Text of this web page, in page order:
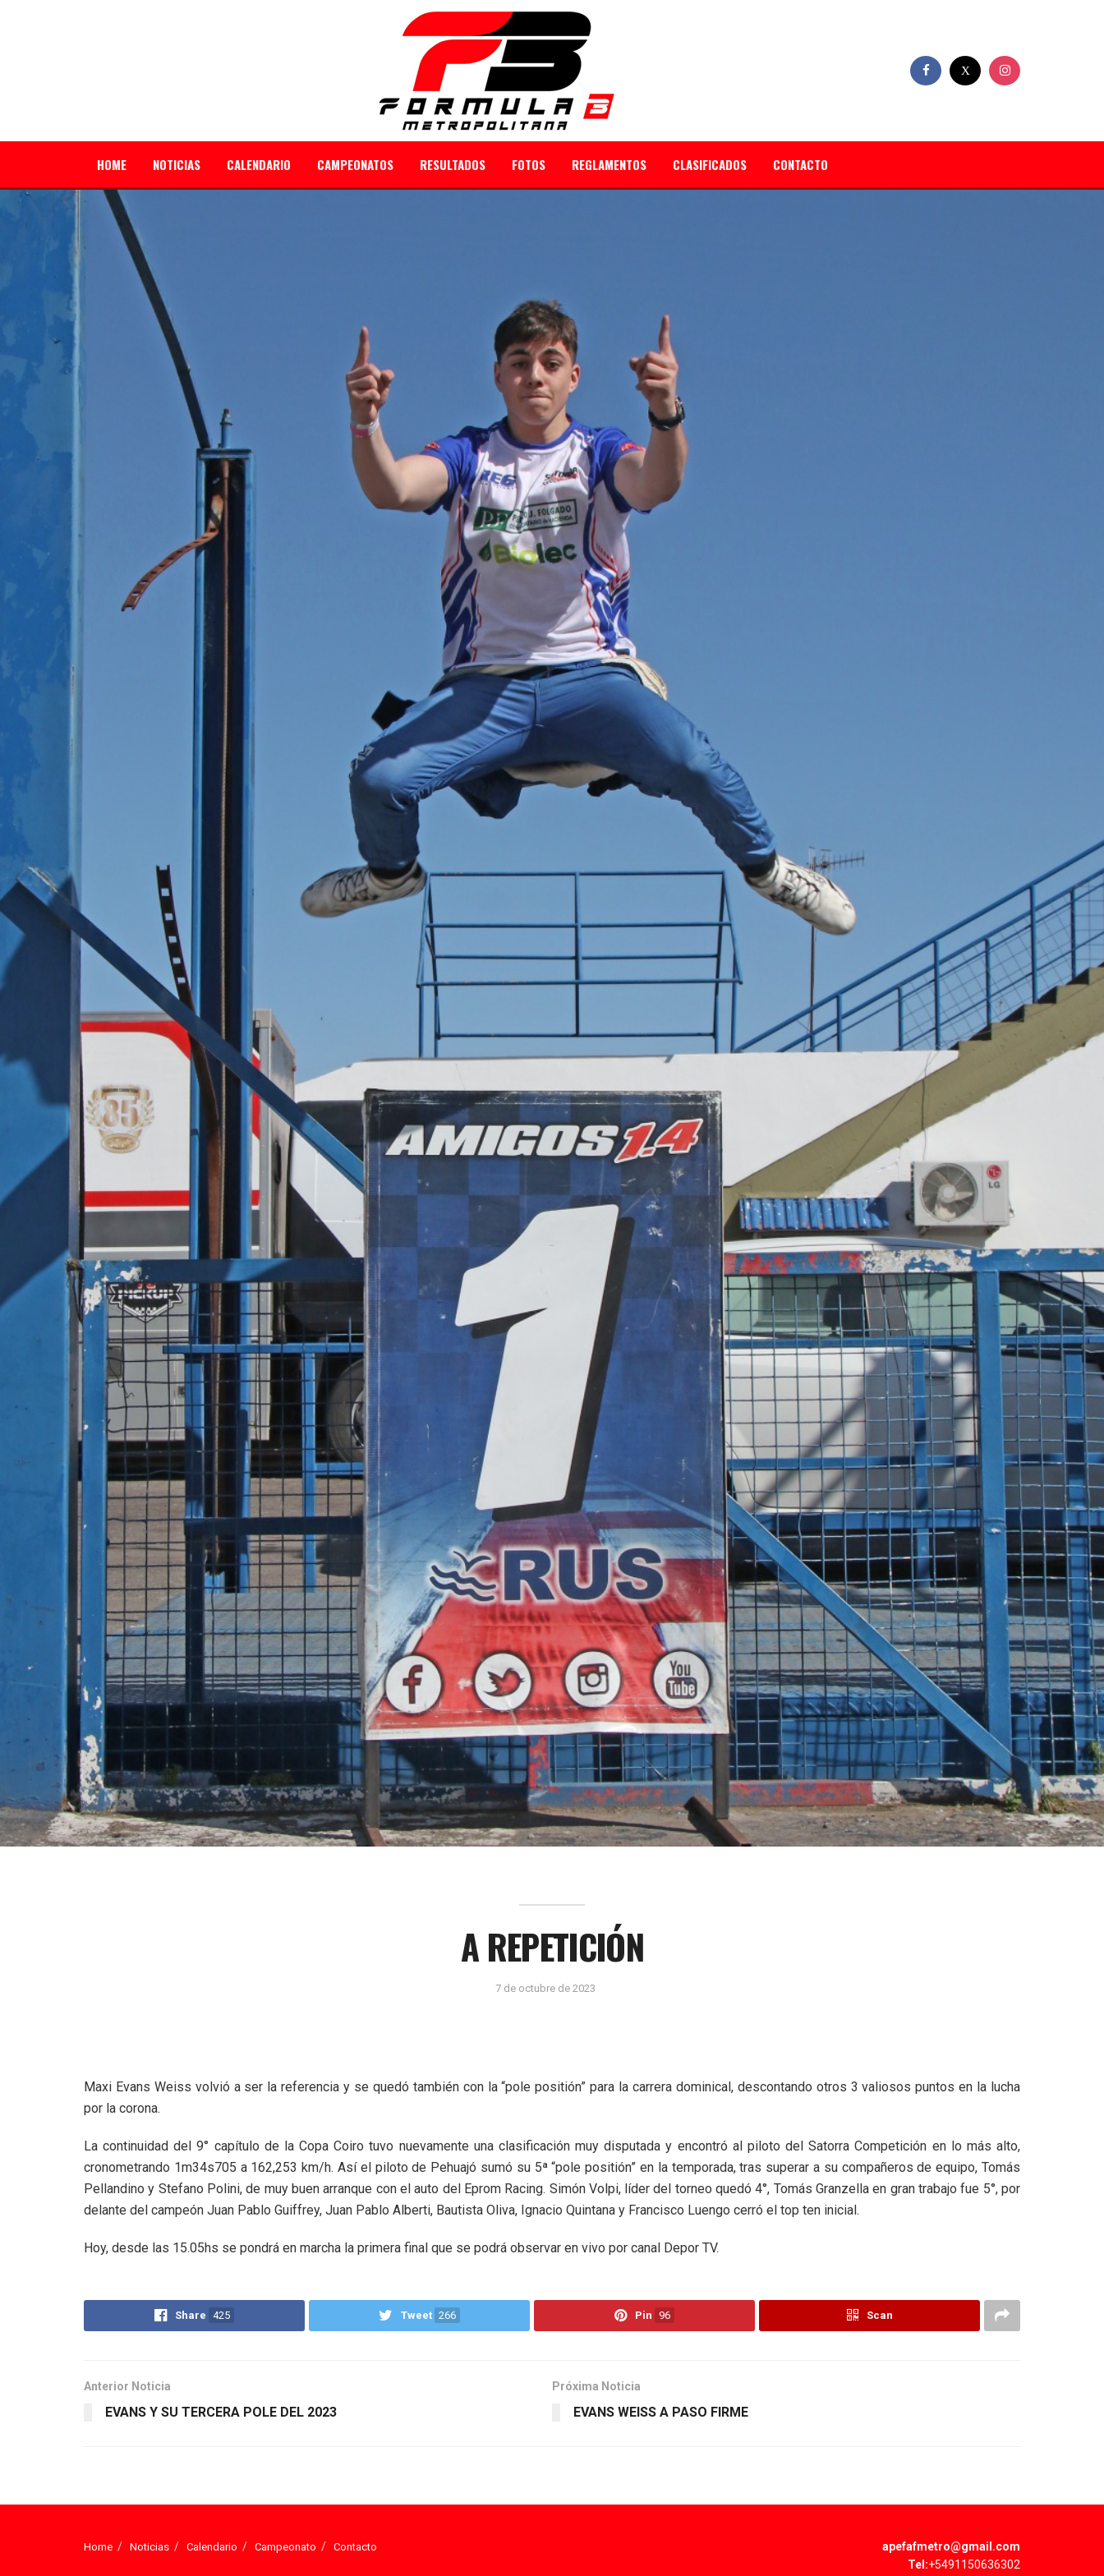
HOME NOTICIAS CALENDARIO CAMPEONATOS RESULTADOS FOTOS REGLAMENTOS CLASIFICADOS CONTACTO
A REPETICIÓN
7 de octubre de 2023
Maxi Evans Weiss volvió a ser la referencia y se quedó también con la “pole positión” para la carrera dominical, descontando otros 3 valiosos puntos en la lucha
por la corona.
La continuidad del 9° capítulo de la Copa Coiro tuvo nuevamente una clasificación muy disputada y encontró al piloto del Satorra Competición en lo más alto,
cronometrando 1m34s705 a 162,253 km/h. Así el piloto de Pehuajó sumó su 5ª “pole positión” en la temporada, tras superar a su compañeros de equipo, Tomás
Pellandino y Stefano Polini, de muy buen arranque con el auto del Eprom Racing. Simón Volpi, líder del torneo quedó 4°, Tomás Granzella en gran trabajo fue 5°, por
delante del campeón Juan Pablo Guiffrey, Juan Pablo Alberti, Bautista Oliva, Ignacio Quintana y Francisco Luengo cerró el top ten inicial.
Hoy, desde las 15.05hs se pondrá en marcha la primera final que se podrá observar en vivo por canal Depor TV.
Share 425 Tweet 266 Pin 96 Scan
Anterior Noticia
EVANS Y SU TERCERA POLE DEL 2023
Próxima Noticia
EVANS WEISS A PASO FIRME
Home Noticias Calendario Campeonato Contacto
apefafmetro@gmail.com
Tel:+5491150636302